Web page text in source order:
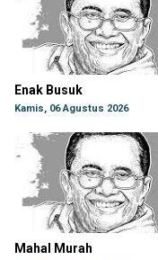
Enak Busuk
Kamis, 06 Agustus 2026
Mahal Murah